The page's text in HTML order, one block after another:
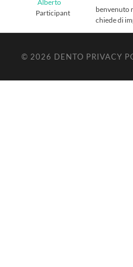
Alberto
Participant
benvenuto
chiede di
© 2026 DENTO PRIVACY